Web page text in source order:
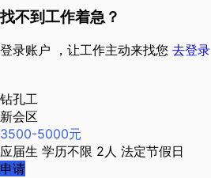
找不到工作着急？
登录账户 ，让工作主动来找您 去登录
钻孔工
新会区
3500-5000元
应届生 学历不限 2人 法定节假日
申请